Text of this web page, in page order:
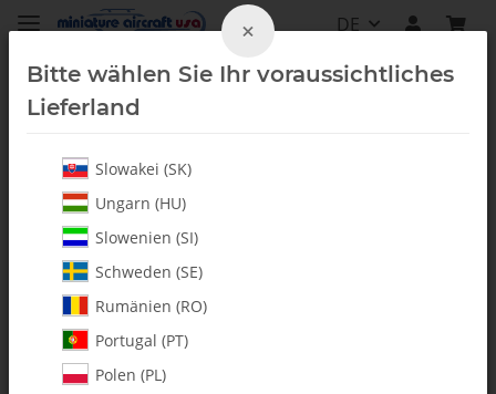
DE
Vintage
×
Bitte wählen Sie Ihr voraussichtliches
Lieferland
Slowakei (SK)
Ungarn (HU)
Slowenien (SI)
Schweden (SE)
Rumänien (RO)
Portugal (PT)
Polen (PL)